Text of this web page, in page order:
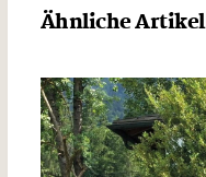
Ähnliche Artikel